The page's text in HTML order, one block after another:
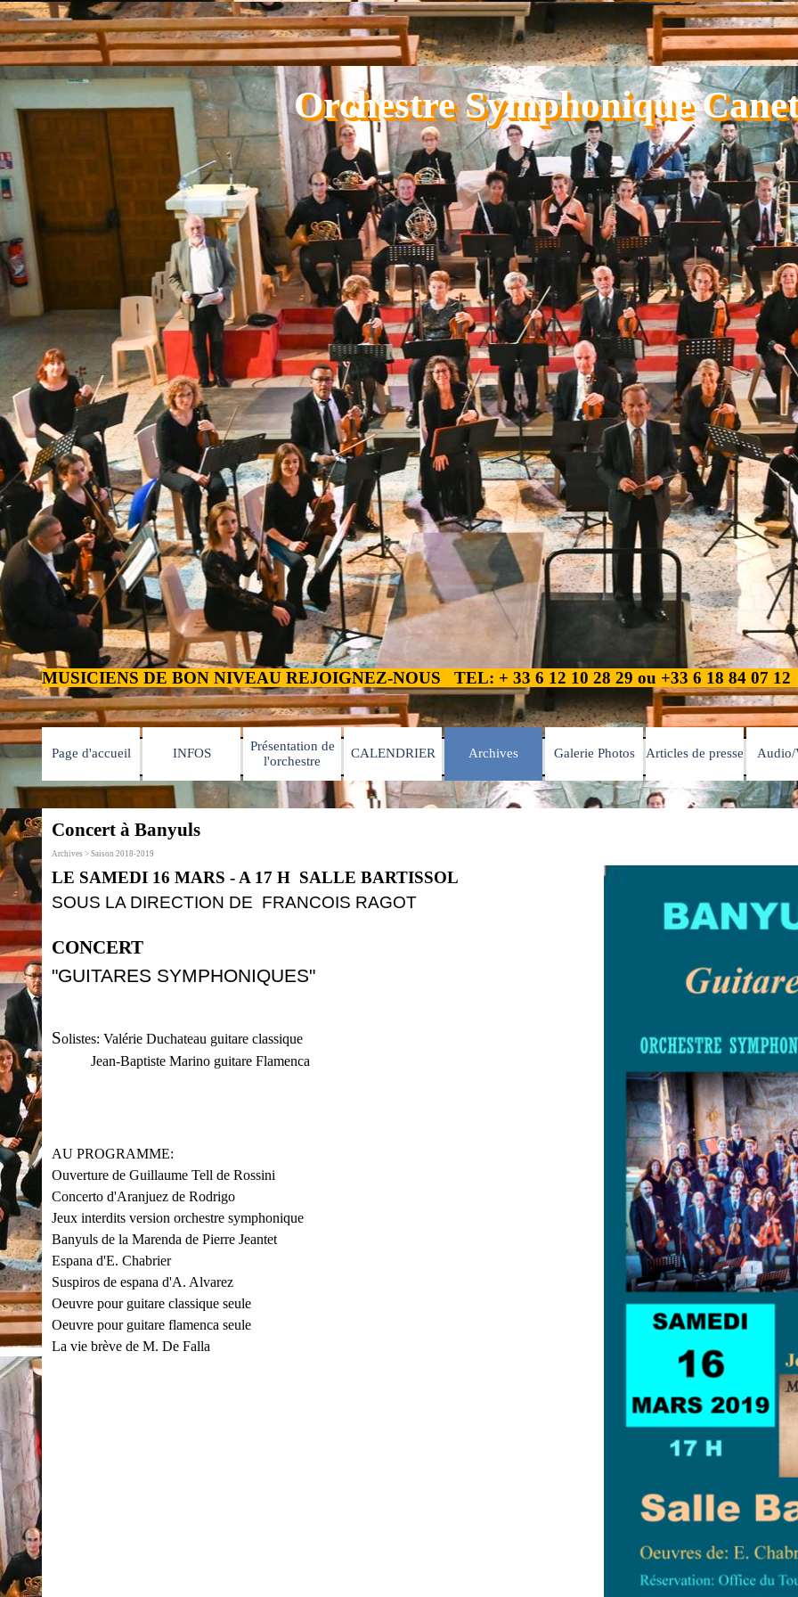
Aller au contenu
Orchestre Symphonique
Page d'accueil INFOS ▼
Présentation de
l'orchestre
▼
CALENDRIER ▼
Archives ▼
Galerie Photos ▼
Articles de presse Audio/
MUSICIENS DE BON NIVEAU REJOIGNEZ-NOUS TEL: + 33 6 12 10 28 29 ou +33 6 18 84 07 12
Concert à Banyuls
Archives > Saison 2018-2019
LE SAMEDI 16 MARS - A 17 H SALLE BARTISSOL
SOUS LA DIRECTION DE FRANCOIS RAGOT
CONCERT
"GUITARES SYMPHONIQUES"
Solistes: Valérie Duchateau guitare classique
Jean-Baptiste Marino guitare Flamenca
AU PROGRAMME:
Ouverture de Guillaume Tell de Rossini
Concerto d'Aranjuez de Rodrigo
Jeux interdits version orchestre symphonique
Banyuls de la Marenda de Pierre Jeantet
Espana d'E. Chabrier
Suspiros de espana d'A. Alvarez
Oeuvre pour guitare classique seule
Oeuvre pour guitare flamenca seule
La vie brève de M. De Falla